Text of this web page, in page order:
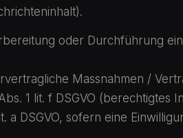
oder Durchführung
Massnahmen /
1 lit. f DSGVO (berechtigtes
DSGVO, sofern eine